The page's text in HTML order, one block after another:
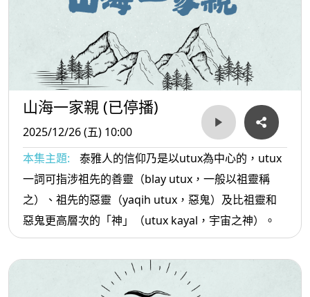
山海一家親 (已停播)
2025/12/26 (五) 10:00
本集主題:
泰雅人的信仰乃是以utux為中心的，utux
一詞可指涉祖先的善靈（blay utux，一般以祖靈稱
之）、祖先的惡靈（yaqih utux，惡鬼）及比祖靈和
惡鬼更高層次的「神」（utux kayal，宇宙之神）。